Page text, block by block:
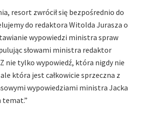
resort zwrócił się bezpośrednio do
do redaktora Witolda Jurasza o
wypowiedzi ministra spraw
słowami ministra redaktor
nie tylko wypowiedź, która nigdy nie
która jest całkowicie sprzeczna z
wypowiedziami ministra Jacka
temat.”